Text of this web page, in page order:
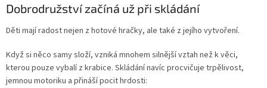
Dobrodružství začíná už při skládání
Děti mají radost nejen z hotové hračky, ale také z jejího vytvoření.
Když si něco samy složí, vzniká mnohem silnější vztah než k věci,
kterou pouze vybalí z krabice. Skládání navíc procvičuje trpělivost,
jemnou motoriku a přináší pocit hrdosti: